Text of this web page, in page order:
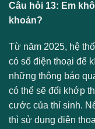
Câu hỏi 13: Em
khoản?
Từ năm 2025, hệ
có số điện thoại để
những thông báo
có thể sẽ đối khớp
cước của thí sinh.
thì sử dụng điện